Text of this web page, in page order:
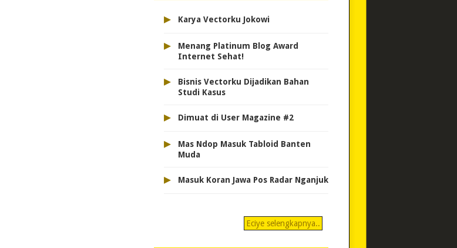
▸ Karya Vectorku Jokowi
▸
Menang Platinum Blog Award
Internet Sehat!
▸
Bisnis Vectorku Dijadikan Bahan
Studi Kasus
▸ Dimuat di User Magazine #2
▸
Mas Ndop Masuk Tabloid Banten
Muda
▸ Masuk Koran Jawa Pos Radar Nganjuk
Eciye selengkapnya..